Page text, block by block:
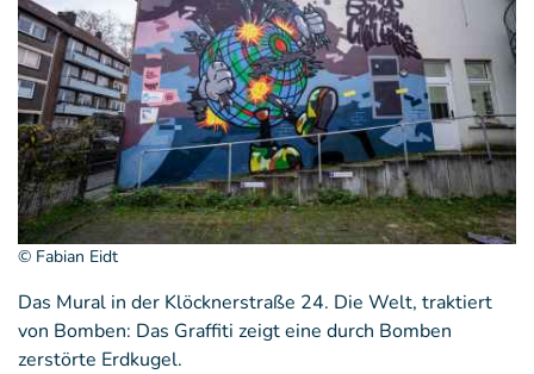
© Fabian Eidt
Das Mural in der Klöcknerstraße 24. Die Welt, traktiert
von Bomben: Das Graffiti zeigt eine durch Bomben
zerstörte Erdkugel.